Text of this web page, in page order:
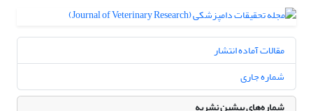
مقالات آماده انتشار
شماره جاری
شماره‌های پیشین نشریه